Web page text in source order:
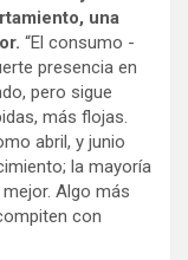
una
“El consumo -
presencia en
pero sigue
más flojas.
abril, y junio
la mayoría
Algo más
con